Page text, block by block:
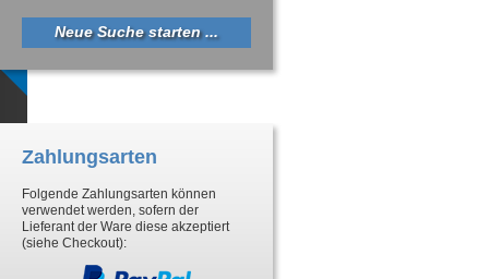
Neue Suche starten ...
Zahlungsarten
Folgende Zahlungsarten können
verwendet werden, sofern der
Lieferant der Ware diese akzeptiert
(siehe Checkout):